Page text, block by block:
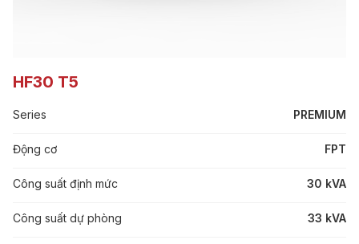
HF30 T5
Series PREMIUM
Động cơ FPT
Công suất định mức 30 kVA
Công suất dự phòng 33 kVA